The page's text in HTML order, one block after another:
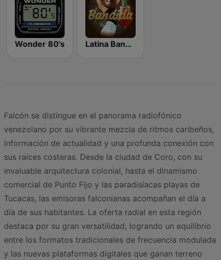
Wonder 80's Latina Bandida!
Falcón se distingue en el panorama radiofónico
venezolano por su vibrante mezcla de ritmos caribeños,
información de actualidad y una profunda conexión con
sus raíces costeras. Desde la ciudad de Coro, con su
invaluable arquitectura colonial, hasta el dinamismo
comercial de Punto Fijo y las paradisíacas playas de
Tucacas, las emisoras falconianas acompañan el día a
día de sus habitantes. La oferta radial en esta región
destaca por su gran versatilidad, logrando un equilibrio
entre los formatos tradicionales de frecuencia modulada
y las nuevas plataformas digitales que ganan terreno